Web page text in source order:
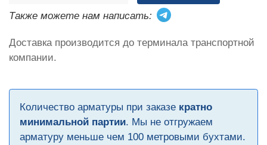
Также можете нам написать:
Доставка производится до терминала транспортной
компании.
Количество арматуры при заказе кратно
минимальной партии. Мы не отгружаем
арматуру меньше чем 100 метровыми бухтами.